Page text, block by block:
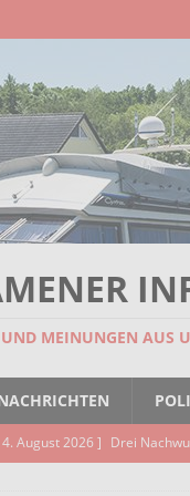
MEINUNGEN AUS
4. August 2026 ] Drei